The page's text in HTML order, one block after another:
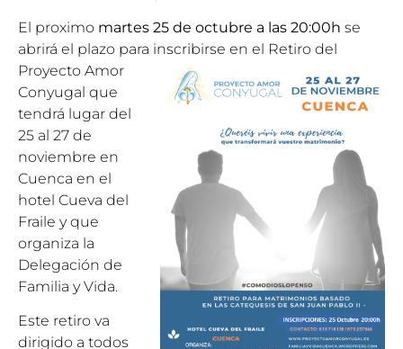
El proximo martes 25 de octubre a las 20:00h se
abrirá el plazo para inscribirse en el Retiro del
Proyecto Amor
Conyugal que
tendrá lugar del
25 al 27 de
noviembre en
Cuenca en el
hotel Cueva del
Fraile y que
organiza la
Delegación de
Familia y Vida.
Este retiro va
dirigido a todos